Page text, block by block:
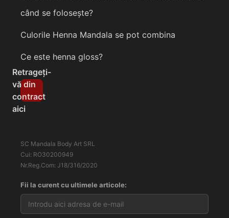
când se folosește?
Culorile Henna Mandala se pot combina
Ce este henna gloss?
Retrageți-
vă din
contract
aici
SC Mandala Body Art SRL
Cui: RO30200949
Nr.Reg.Com: J18/316/2020
Fii la curent cu ultimele articole: